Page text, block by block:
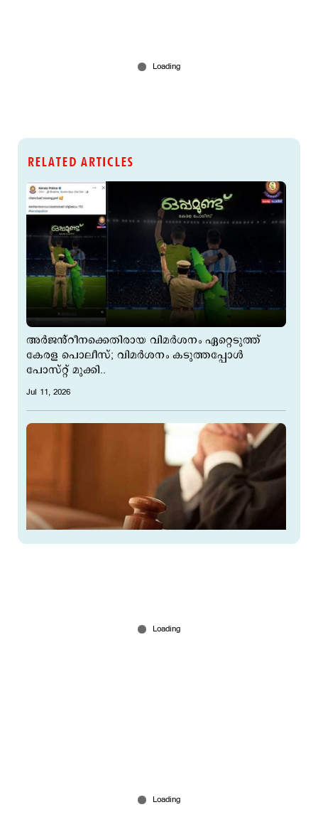
RELATED ARTICLES
അർജൻ്റീനക്കെതിരായ വിമർശനം ഏറ്റെടുത്ത്
കേരള പൊലീസ്; വിമർശനം കടുത്തപ്പോൾ
പോസ്‌റ്റ് മുക്കി..
Jul 11, 2026
‘എറണാകുളം പൊലീസ് കമ്മിഷണർ അങ്ങയെ